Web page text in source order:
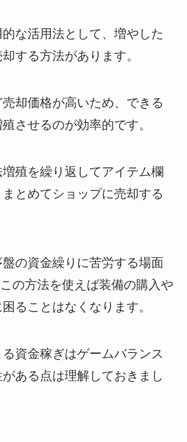
な活用法として、増やした
する方法があります。
却価格が高いため、できる
させるのが効率的です。
殖を繰り返してアイテム欄
とめてショップに売却する
の資金繰りに苦労する場面
の方法を使えば装備の購入や
ることはなくなります。
資金稼ぎはゲームバランス
ある点は理解しておきまし